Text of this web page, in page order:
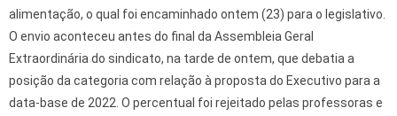
alimentação, o qual foi encaminhado ontem (23) para o legislativo.
O envio aconteceu antes do final da Assembleia Geral
Extraordinária do sindicato, na tarde de ontem, que debatia a
posição da categoria com relação à proposta do Executivo para a
data-base de 2022. O percentual foi rejeitado pelas professoras e